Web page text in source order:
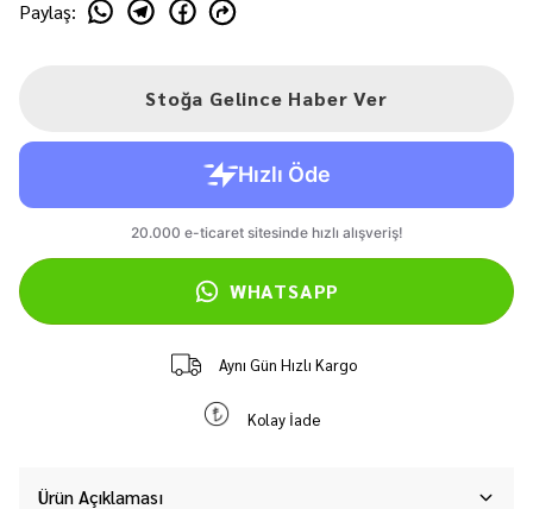
Paylaş:
Stoğa Gelince Haber Ver
WHATSAPP
Aynı Gün Hızlı Kargo
Kolay İade
Ürün Açıklaması